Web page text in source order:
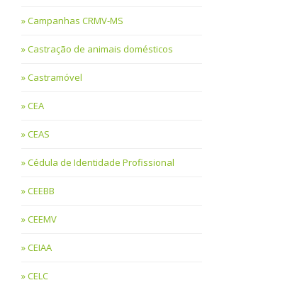
Campanhas CRMV-MS
Castração de animais domésticos
Castramóvel
CEA
CEAS
Cédula de Identidade Profissional
CEEBB
CEEMV
CEIAA
CELC